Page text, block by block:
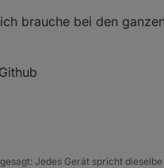
brauche bei den
Jedes Gerät spricht